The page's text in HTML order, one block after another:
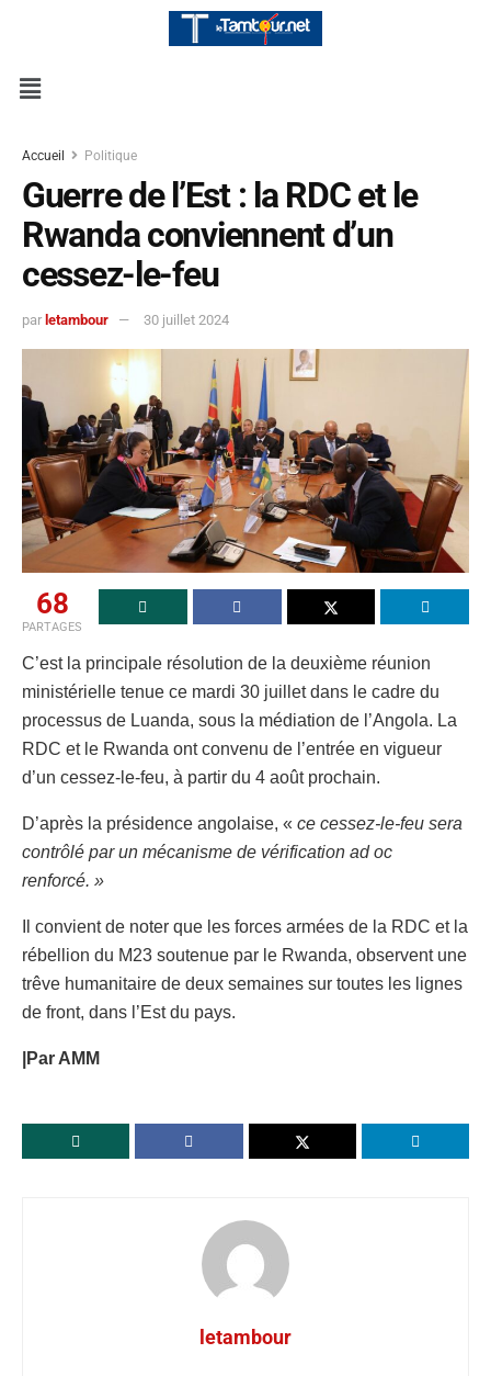
Accueil Politique
Guerre de l’Est : la RDC et le
Rwanda conviennent d’un
cessez-le-feu
par letambour 30 juillet 2024
68
PARTAGES
C’est la principale résolution de la deuxième réunion
ministérielle tenue ce mardi 30 juillet dans le cadre du
processus de Luanda, sous la médiation de l’Angola. La
RDC et le Rwanda ont convenu de l’entrée en vigueur
d’un cessez-le-feu, à partir du 4 août prochain.
D’après la présidence angolaise, « ce cessez-le-feu sera
contrôlé par un mécanisme de vérification ad oc
renforcé. »
Il convient de noter que les forces armées de la RDC et la
rébellion du M23 soutenue par le Rwanda, observent une
trêve humanitaire de deux semaines sur toutes les lignes
de front, dans l’Est du pays.
|Par AMM
letambour